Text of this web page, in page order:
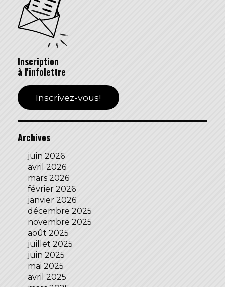
Inscription
à l'infolettre
Inscrivez-vous!
Archives
juin 2026
avril 2026
mars 2026
février 2026
janvier 2026
décembre 2025
novembre 2025
août 2025
juillet 2025
juin 2025
mai 2025
avril 2025